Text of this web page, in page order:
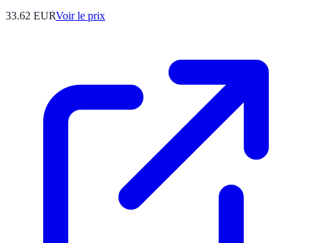
33.62 EURVoir le prix